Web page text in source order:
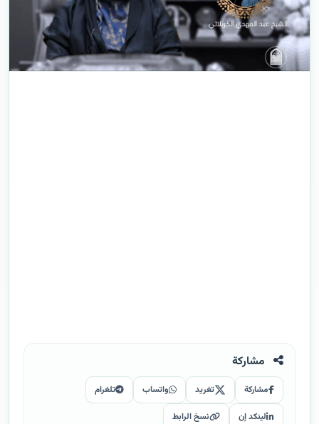
مشاركة
مشاركة تغريد واتساب تلغرام
لينكد إن نسخ الرابط